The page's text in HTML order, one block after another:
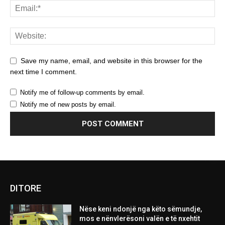
Save my name, email, and website in this browser for the
next time I comment.
Notify me of follow-up comments by email.
Notify me of new posts by email.
DITORE
Nëse keni ndonjë nga këto sëmundje,
mos e nënvlerësoni valën e të nxehtit